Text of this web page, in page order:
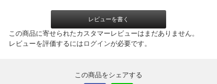
レビューを書く
この商品に寄せられたカスタマーレビューはまだありません。
レビューを評価するにはログインが必要です。
この商品をシェアする